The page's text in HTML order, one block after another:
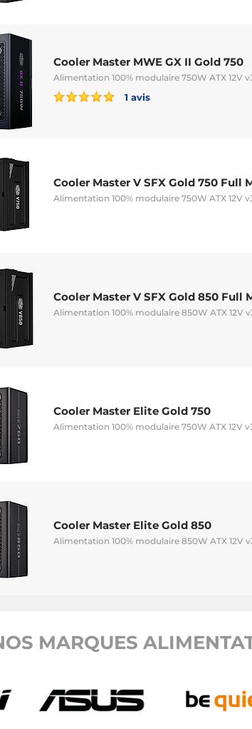
Cooler Master MWE GX II Gold 750
Alimentation 100% modulaire 750W ATX 12V
1 avis
Cooler Master V SFX Gold 750 Full
Alimentation 100% modulaire 750W ATX 12V
Cooler Master V SFX Gold 850 Full
Alimentation 100% modulaire 850W ATX 12V
Cooler Master Elite Gold 750
Alimentation 100% modulaire 750W ATX 12V
Cooler Master Elite Gold 850
Alimentation 100% modulaire 850W ATX 12V
MARQUES